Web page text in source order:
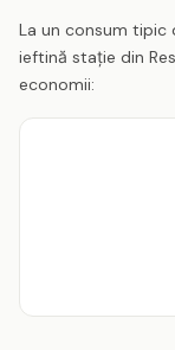
La un consum tipic
ieftină stație din
economii: